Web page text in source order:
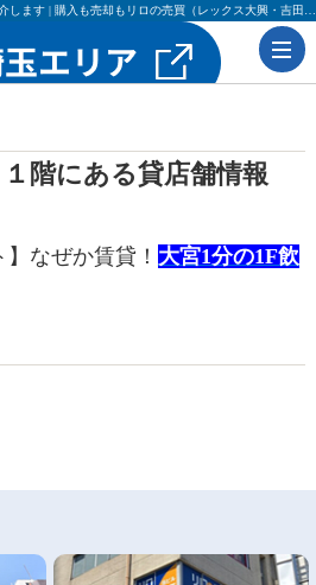
階にある貸店舗情報
】なぜか賃貸！ 大宮1分の1F飲